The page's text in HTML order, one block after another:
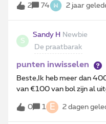
ontwikkeling die beter
problemen van de
wij een kleine oproep
vrijwilligers om deel uit te
beta testers! - Wat houdt
regelmatige gebruikers
willen gebruiken. - Wat is
bètaversie is de
ontwikkeld door ons team
2 74 2 jaar
S
Sandy H Newbie
De praatbarak
punten inwisselen
Beste,Ik heb meer dan
van €100 van bol zijn al
aangevuld? Alvast
groeten,Sandy
0 1 E 2 dagen